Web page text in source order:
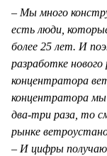
– Мы много
есть люди,
более 25 лет. И
разработке
концентратора
концентратора
два-три раза, то
рынке
– И цифры